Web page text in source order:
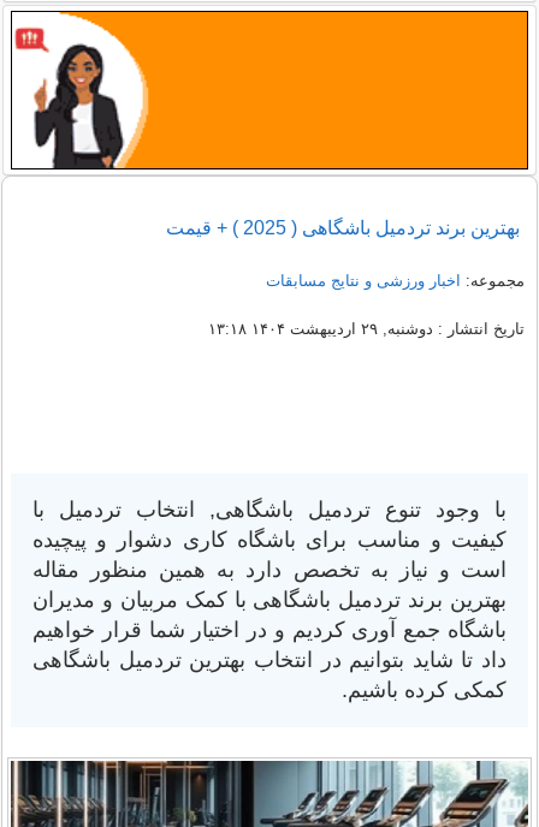
بهترین برند تردمیل باشگاهی ( 2025 ) + قیمت
مجموعه: اخبار ورزشی و نتایج مسابقات
تاریخ انتشار : دوشنبه, ۲۹ اردیبهشت ۱۴۰۴ ۱۳:۱۸
با وجود تنوع تردمیل باشگاهی, انتخاب تردمیل با
کیفیت و مناسب برای باشگاه کاری دشوار و پیچیده
است و نیاز به تخصص دارد به همین منظور مقاله
بهترین برند تردمیل باشگاهی با کمک مربیان و مدیران
باشگاه جمع آوری کردیم و در اختیار شما قرار خواهیم
داد تا شاید بتوانیم در انتخاب بهترین تردمیل باشگاهی
کمکی کرده باشیم.